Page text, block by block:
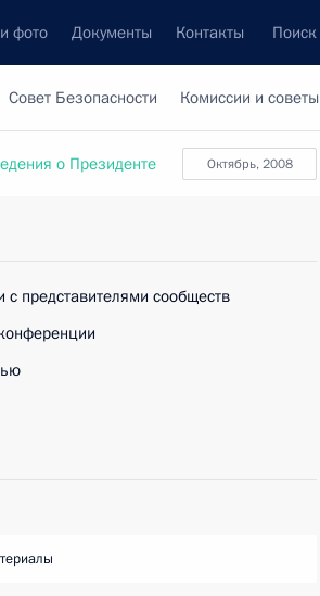
фото Документы Контакты Поиск
Совет Безопасности Комиссии и советы
Октябрь, 2008
о Президенте
с представителями сообществ